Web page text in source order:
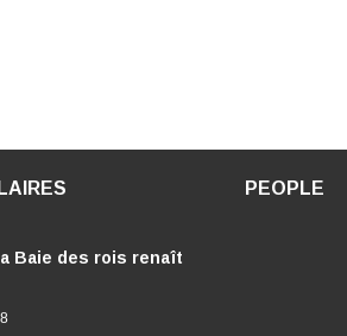
Baie des rois renaît
PEOPLE